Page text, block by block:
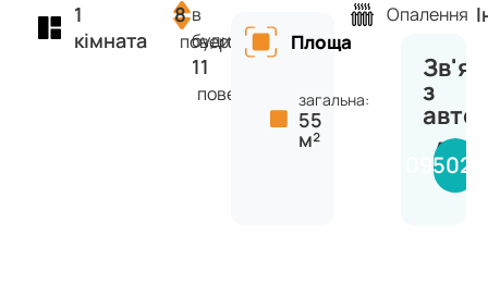
1
кімната
8
поверх
в
будинку
11
поверхів
Площа
загальна:
55
м²
Опалення
з